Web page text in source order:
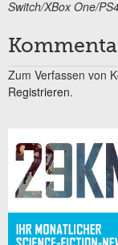
Switch/XBox One/
Zum Verfassen von
Registrieren.